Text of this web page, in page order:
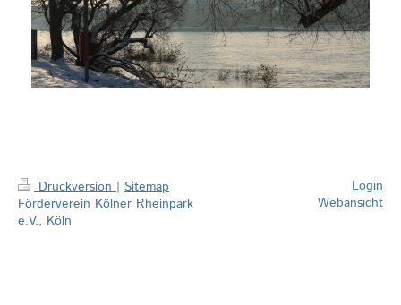
Druckversion | Sitemap
Förderverein Kölner Rheinpark
e.V., Köln
Login
Webansicht